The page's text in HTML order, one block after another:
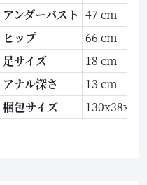
アンダーバスト 47 cm
ヒップ
66 cm
足サイズ
18 cm
アナル深さ
13 cm
梱包サイズ 130x38x25